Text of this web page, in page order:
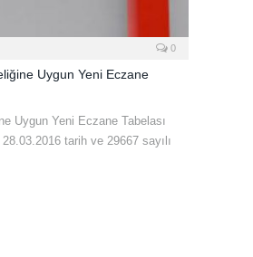
0
Uygun Yeni Eczane
Uygun Yeni Eczane Tabelası
tarih ve 29667 sayılı